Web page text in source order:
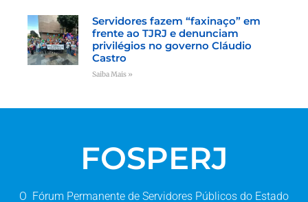
Servidores fazem “faxinaço” em
frente ao TJRJ e denunciam
privilégios no governo Cláudio
Castro
Saiba Mais »
FOSPERJ
O Fórum Permanente de Servidores Públicos do Estado